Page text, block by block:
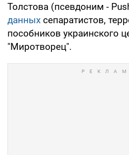
Толстова (псевдоним -
данных сепаратистов,
пособников украинского
"Миротворец".